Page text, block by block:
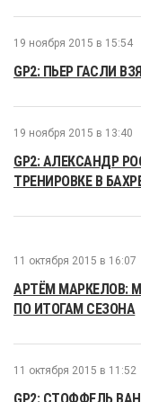
19 ноября 2015 в 15:54
GP2: ПЬЕР ГАСЛИ
19 ноября 2015 в 13:40
GP2: АЛЕКСАНДР
ТРЕНИРОВКЕ В
11 октября 2015 в 16:07
АРТЁМ МАРКЕЛОВ:
ПО ИТОГАМ СЕЗОНА
11 октября 2015 в 11:52